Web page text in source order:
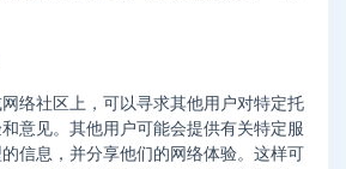
络社区上，可以寻求其他用户对特定托
意见。其他用户可能会提供有关特定服
信息，并分享他们的网络体验。这样可